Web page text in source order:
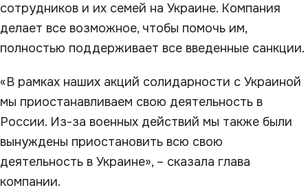
сотрудников и их семей на Украине. Компания
делает все возможное, чтобы помочь им,
полностью поддерживает все введенные санкции.
«В рамках наших акций солидарности с Украиной
мы приостанавливаем свою деятельность в
России. Из-за военных действий мы также были
вынуждены приостановить всю свою
деятельность в Украине», – сказала глава
компании.